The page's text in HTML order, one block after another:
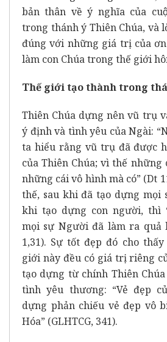
bản thân về ý nghĩa của
trong thánh ý Thiên Chúa, và
đúng với những giá trị của
làm con Chúa trong thế giới
Thế giới tạo thành trong
Thiên Chúa dựng nên vũ trụ
ý định và tình yêu của Ngài:
ta hiểu rằng vũ trụ đã được
của Thiên Chúa; vì thế
những cái vô hình mà có” (Dt
thế, sau khi đã tạo dựng mọi
khi tạo dựng con người, thì
mọi sự Người đã làm ra quả
1,31). Sự tốt đẹp đó cho
giới này đều có giá trị riêng
tạo dựng từ chính Thiên
tình yêu thương: “Vẻ đẹp
dựng phản chiếu vẻ đẹp vô
Hóa” (GLHTCG, 341).